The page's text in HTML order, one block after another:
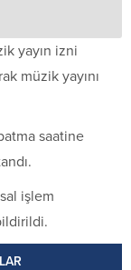
yayın izni
müzik yayını
saatine
işlem